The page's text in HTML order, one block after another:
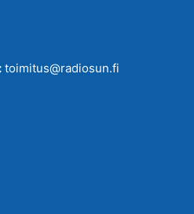
toimitus@radiosun.fi